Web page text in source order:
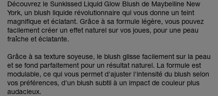
Découvrez le Sunkissed Liquid Glow Blush de Maybelline New
York, un blush liquide révolutionnaire qui vous donne un teint
magnifique et éclatant. Grâce à sa formule légère, vous pouvez
facilement créer un effet naturel sur vos joues, pour une peau
fraîche et éclatante.
Grâce à sa texture soyeuse, le blush glisse facilement sur la peau
et se fond parfaitement pour un résultat naturel. La formule est
modulable, ce qui vous permet d'ajuster l'intensité du blush selon
vos préférences, d'un blush subtil à un impact de couleur plus
audacieux.